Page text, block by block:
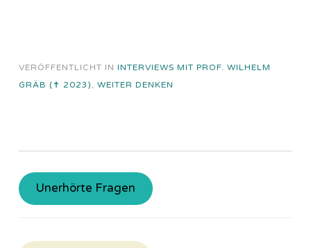
VERÖFFENTLICHT IN INTERVIEWS MIT PROF. WILHELM
GRÄB (✝ 2023), WEITER DENKEN
Unerhörte Fragen